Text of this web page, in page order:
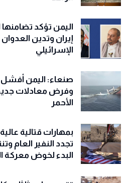
اليمن تؤكد
إيران وتدين العدوان
الإسرائيلي
صنعاء: اليمن أفشل
وفرض معادلات
الأحمر
بمهارات قتالية
تجدد النفير العام
البدء لخوض معركة